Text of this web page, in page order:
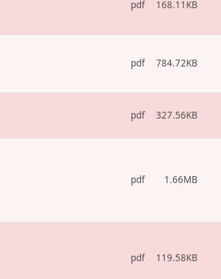
pdf 168.11KB
pdf 784.72KB
pdf 327.56KB
pdf 1.66MB
pdf 119.58KB